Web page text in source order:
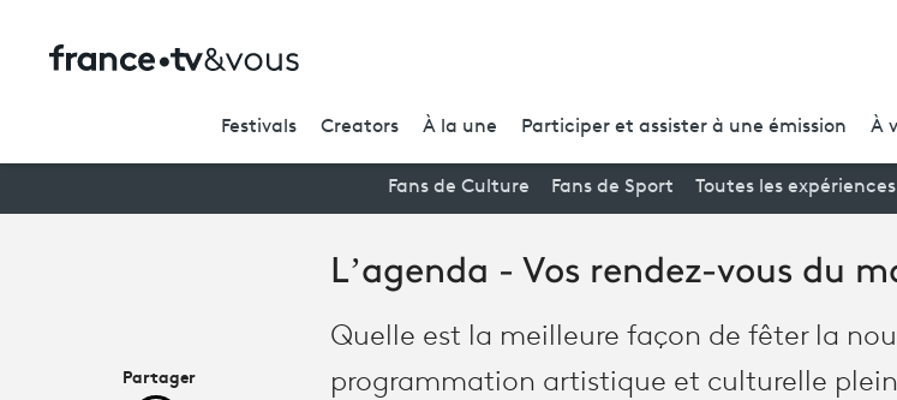
Festivals Creators À la une Participer et assister à une émission À
Fans de Culture Fans de Sport Toutes les expériences
L’agenda - Vos rendez-vous du
Quelle est la meilleure façon de fêter la
programmation artistique et culturelle
Partager